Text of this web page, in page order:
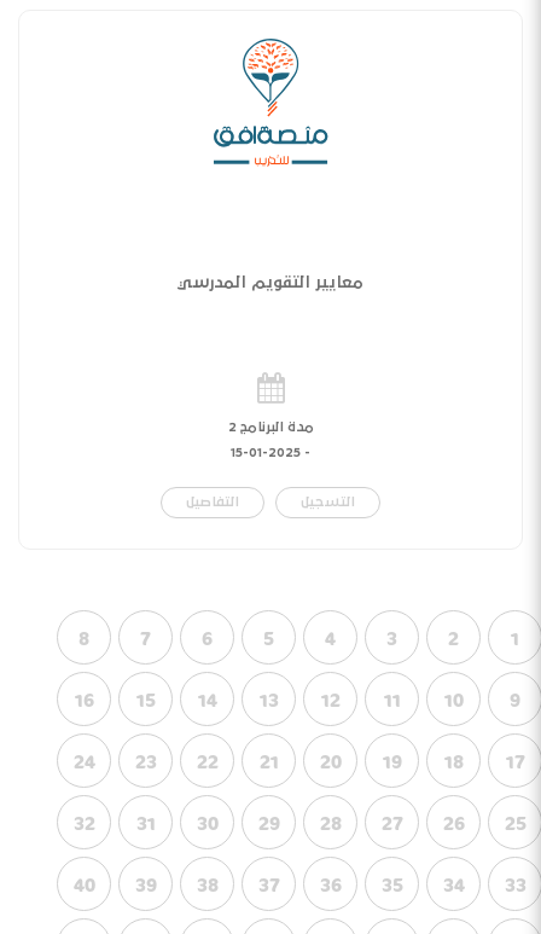
معايير التقويم المدرسي
مدة البرنامج 2
-
15-01-2025
التسجيل التفاصيل
1
2
3
4
5
6
7
8
9
10
11
12
13
14
15
16
17
18
19
20
21
22
23
24
25
26
27
28
29
30
31
32
33
34
35
36
37
38
39
40